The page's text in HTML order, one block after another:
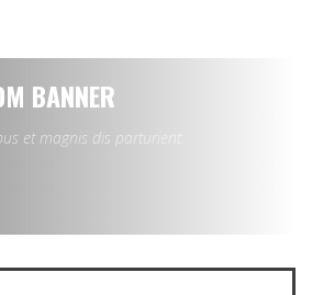
BANNER
et magnis dis parturient